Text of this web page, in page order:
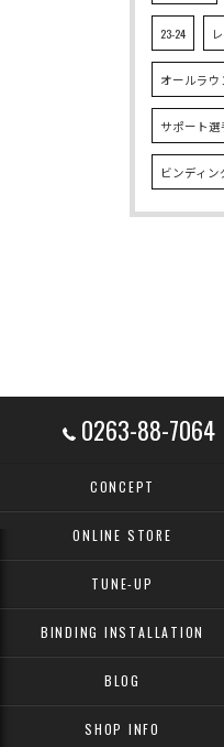
23-24
オールラウ
サポート選
ビンディ
0263-88-7064
CONCEPT
ONLINE STORE
TUNE-UP
BINDING INSTALLATION
BLOG
SHOP INFO